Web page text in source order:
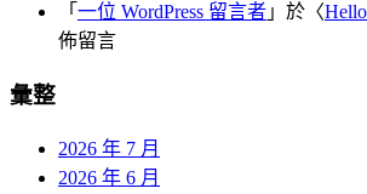
「 一位 WordPress 留言者 」於〈
佈留言
彙整
2026 年 7 月
2026 年 6 月